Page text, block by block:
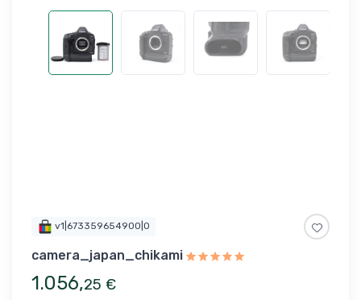
v1|673359654900|0
camera_japan_chikami
1.056,25 €